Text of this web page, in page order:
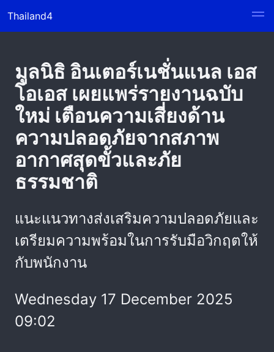
Thailand4
มูลนิธิ อินเตอร์เนชั่นแนล เอส
โอเอส เผยแพร่รายงานฉบับ
ใหม่ เตือนความเสี่ยงด้าน
ความปลอดภัยจากสภาพ
อากาศสุดขั้วและภัย
ธรรมชาติ
แนะแนวทางส่งเสริมความปลอดภัยและ
เตรียมความพร้อมในการรับมือวิกฤตให้
กับพนักงาน
Wednesday 17 December 2025
09:02